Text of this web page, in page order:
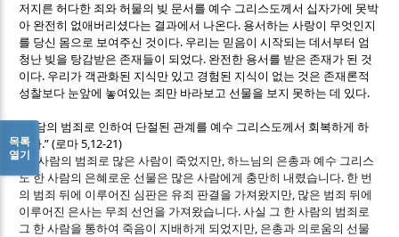
저지른 허다한 죄와 허물의 빚 문서를 예수 그리스도께서 십자가에 못박
아 완전히 없애버리셨다는 결과에서 나온다. 용서하는 사랑이 무엇인지
를 당신 몸으로 보여주신 것이다. 우리는 믿음이 시작되는 데서부터 엄
청난 빚을 탕감받은 존재들이 되었다. 완전한 용서를 받은 존재가 된 것
이다. 우리가 객관화된 지식만 있고 경험된 지식이 없는 것은 존재론적
성찰보다 눈앞에 놓여있는 죄만 바라보고 선물을 보지 못하는 데 있다.
아담의 범죄로 인하여 단절된 관계를 예수 그리스도께서 회복하게 하
셨다.”(로마5,12-21)
“한 사람의 범죄로 많은 사람이 죽었지만,하느님의 은총과 예수 그리스
도 한 사람의 은혜로운 선물은 많은 사람에게 충만히 내렸습니다. 한 번
의 범죄 뒤에 이루어진 심판은 유죄 판결을 가져왔지만, 많은 범죄 뒤에
이루어진 은사는 무죄 선언을 가져왔습니다.사실 그 한 사람의 범죄로
그 한 사람을 통하여 죽음이 지배하게 되었지만, 은총과 의로움의 선물
목록
열기